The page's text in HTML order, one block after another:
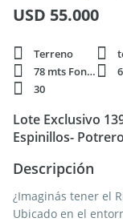
USD 55.000
Terreno
78 mts Fondo
30
Lote Exclusivo
Espinillos-
Descripción
¿Imaginás tener el
Ubicado en el